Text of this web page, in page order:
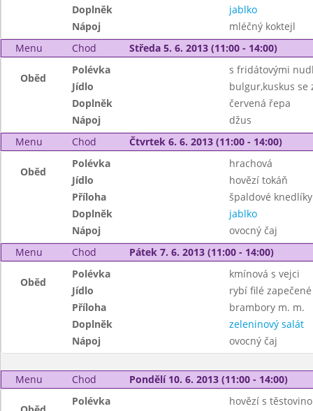
Doplněk
jablko
Nápoj
mléčný koktejl
Menu
Chod Středa 5. 6. 2013 (11:00 - 14:00)
Oběd
Polévka
s fridátovými
Jídlo
bulgur,kuskus se
Doplněk
červená řepa
Nápoj
džus
Menu
Chod Čtvrtek 6. 6. 2013 (11:00 - 14:00)
Oběd
Polévka
hrachová
Jídlo
hovězí tokáň
Příloha
špaldové knedlíky
Doplněk
jablko
Nápoj
ovocný čaj
Menu
Chod Pátek 7. 6. 2013 (11:00 - 14:00)
Oběd
Polévka
kmínová s vejci
Jídlo
rybí filé
Příloha
brambory m. m.
Doplněk
zeleninový salát
Nápoj
ovocný čaj
Menu Chod Pondělí 10. 6. 2013 (11:00 - 14:00)
Polévka
hovězí s